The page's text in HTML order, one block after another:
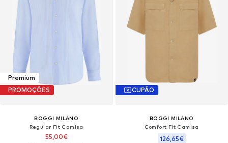
Premium
PROMOÇÕES
BOGGI MILANO
Regular Fit Camisa
55,00€
CUPÃO
BOGGI MILANO
Comfort Fit Camisa
126,65€